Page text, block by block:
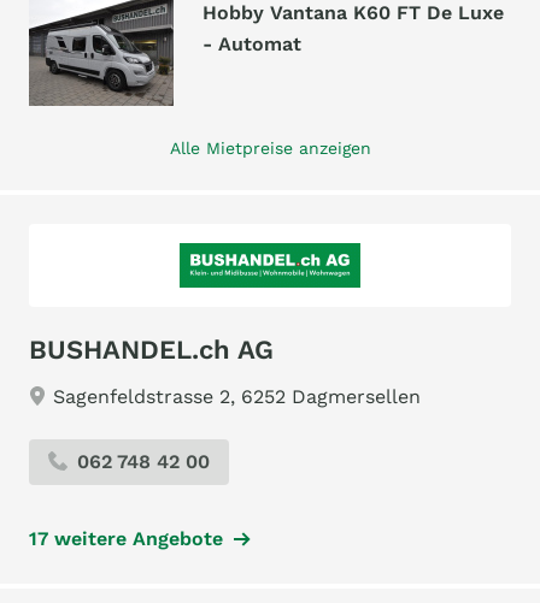
Hobby Vantana K60 FT De Luxe
- Automat
Alle Mietpreise anzeigen
BUSHANDEL.ch AG
Sagenfeldstrasse 2, 6252 Dagmersellen
062 748 42 00
17 weitere Angebote